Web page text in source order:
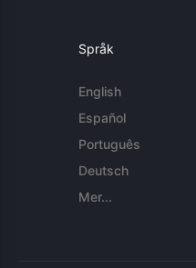
Språk
English
Español
Português
Deutsch
Mer...